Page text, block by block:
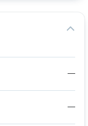
—
—